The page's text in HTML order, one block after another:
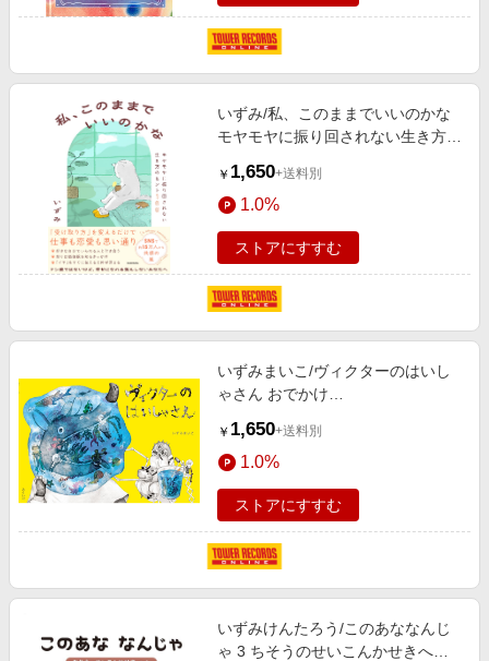
いずみ/私、このままでいいのかな
モヤモヤに振り回されない生き方の
￥ 1,650+送料別
1.0%
ストアにすすむ
いずみまいこ/ヴィクターのはいし
ゃさん おでかけ
￥ 1,650+送料別
1.0%
ストアにすすむ
いずみけんたろう/このあななんじ
ゃ 3 ちそうのせいこんかせきへん